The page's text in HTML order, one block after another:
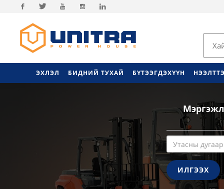
ЭХЛЭЛ БИДНИЙ ТУХАЙ БҮТЭЭГДЭХҮҮН
ИЛГЭЭХ